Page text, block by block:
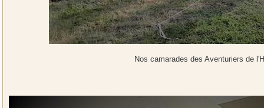
Nos camarades des Aventuriers de